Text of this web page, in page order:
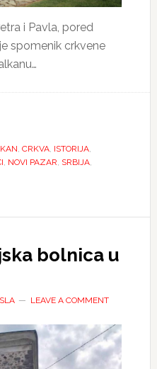
i Pavla, pored
spomenik crkvene
CRKVA, ISTORIJA,
NOVI PAZAR SRBIJA,
bolnica u
LEAVE A COMMENT